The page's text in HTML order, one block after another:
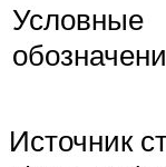
Условные
Источник